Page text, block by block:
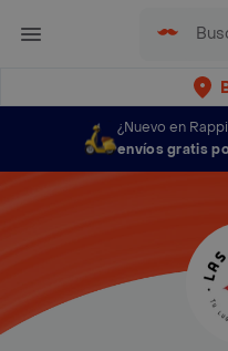
¿Nuevo en
envíos gratis